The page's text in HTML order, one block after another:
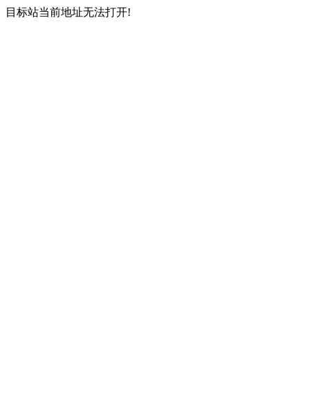
目标站当前地址无法打开!